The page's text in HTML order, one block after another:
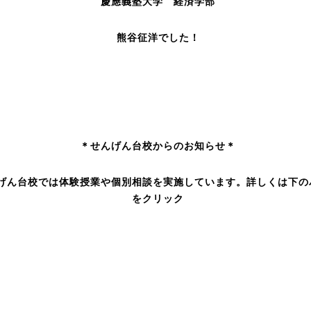
熊谷征洋でした！
＊せんげん台校からのお知らせ＊
ん台校では体験授業や個別相談を実施しています。詳しくは下
をクリック